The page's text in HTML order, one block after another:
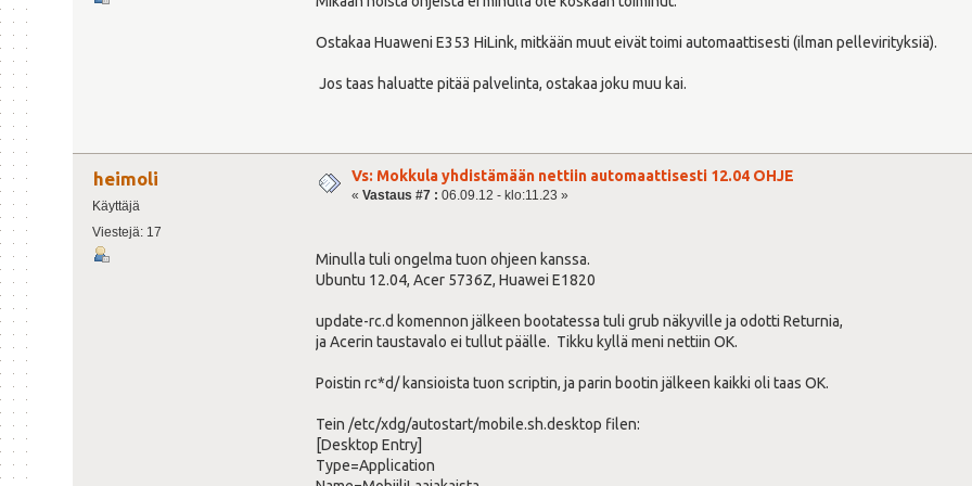
Ostakaa Huaweni E353 HiLink, mitkään muut eivät toimi automaattisesti (ilman pellevirityksiä).
Jos taas haluatte pitää palvelinta, ostakaa joku muu kai.
heimoli
Käyttäjä
Viestejä: 17
Vs: Mokkula yhdistämään nettiin automaattisesti 12.04 OHJE
«Vastaus #7 : 06.09.12 - klo:11.23 »
Minulla tuli ongelma tuon ohjeen kanssa.
Ubuntu 12.04, Acer 5736Z, Huawei E1820
update-rc.d komennon jälkeen bootatessa tuli grub näkyville ja odotti Returnia,
ja Acerin taustavalo ei tullut päälle. Tikku kyllä meni nettiin OK.
Poistin rc*d/ kansioista tuon scriptin, ja parin bootin jälkeen kaikki oli taas OK.
Tein /etc/xdg/autostart/mobile.sh.desktop filen:
[Desktop Entry]
Type=Application